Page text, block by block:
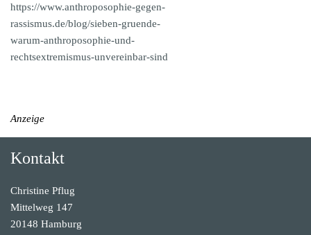
https://www.anthroposophie-gegen-
rassismus.de/blog/sieben-gruende-
warum-anthroposophie-und-
rechtsextremismus-unvereinbar-sind
Anzeige
Kontakt
Christine Pflug
Mittelweg 147
20148 Hamburg